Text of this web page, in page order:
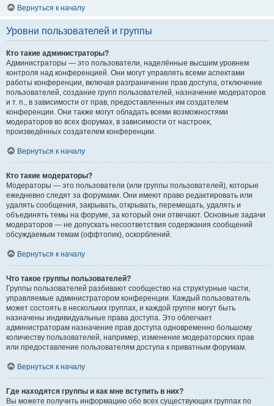
Вернуться к началу
Уровни пользователей и группы
Кто такие администраторы?
Администраторы — это пользователи, наделённые высшим уровнем
контроля над конференцией. Они могут управлять всеми аспектами
работы конференции, включая разграничение прав доступа, отключение
пользователей, создание групп пользователей, назначение модераторов
и т. п., в зависимости от прав, предоставленных им создателем
конференции. Они также могут обладать всеми возможностями
модераторов во всех форумах, в зависимости от настроек,
произведённых создателем конференции.
Вернуться к началу
Кто такие модераторы?
Модераторы — это пользователи (или группы пользователей), которые
ежедневно следят за форумами. Они имеют право редактировать или
удалять сообщения, закрывать, открывать, перемещать, удалять и
объединять темы на форуме, за который они отвечают. Основные задачи
модераторов — не допускать несоответствия содержания сообщений
обсуждаемым темам (оффтопик), оскорблений.
Вернуться к началу
Что такое группы пользователей?
Группы пользователей разбивают сообщество на структурные части,
управляемые администратором конференции. Каждый пользователь
может состоять в нескольких группах, и каждой группе могут быть
назначены индивидуальные права доступа. Это облегчает
администраторам назначение прав доступа одновременно большому
количеству пользователей, например, изменение модераторских прав
или предоставление пользователям доступа к приватным форумам.
Вернуться к началу
Где находятся группы и как мне вступить в них?
Вы можете получить информацию обо всех существующих группах по